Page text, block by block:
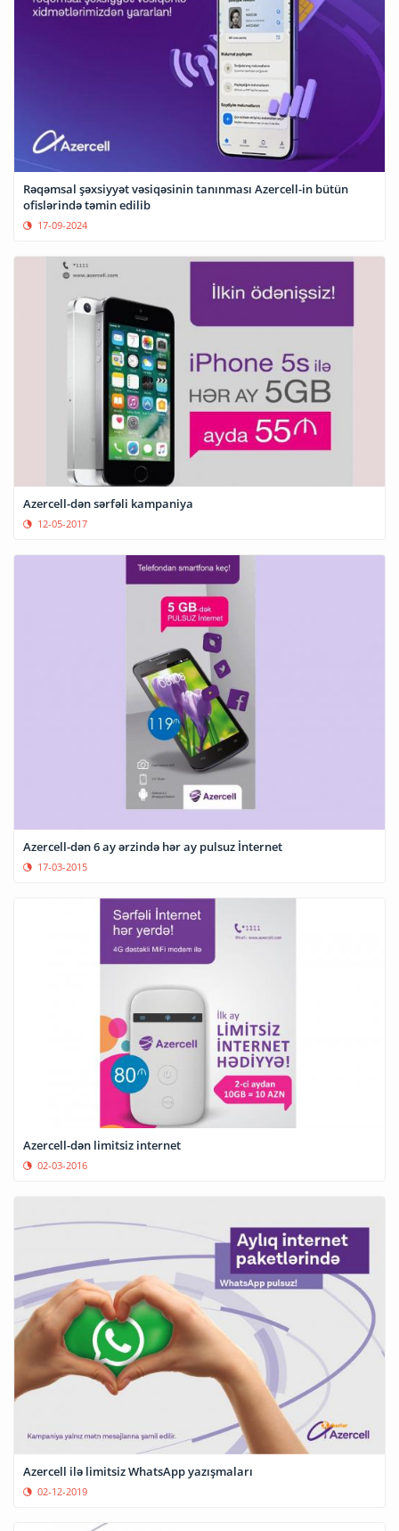
Rəqəmsal şəxsiyyət vəsiqəsinin tanınması Azercell-in bütün
ofislərində təmin edilib
17-09-2024
Azercell-dən sərfəli kampaniya
12-05-2017
Azercell-dən 6 ay ərzində hər ay pulsuz İnternet
17-03-2015
Azercell-dən limitsiz internet
02-03-2016
Azercell ilə limitsiz WhatsApp yazışmaları
02-12-2019